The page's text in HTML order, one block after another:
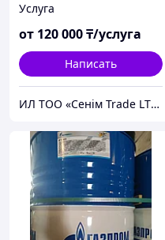
испытания
трансформаторных
подстанций ТП, КТП, РП
20/0,4 кВ, 10/0,4 кВ, 6/
Услуга
от 120 000₸/услуга
Написать
ИЛ ТОО «Сенiм Trade LTD»